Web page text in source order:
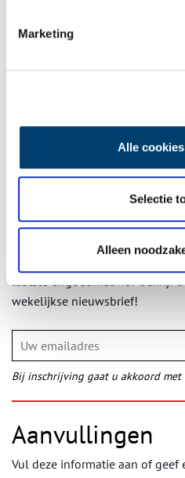
Marketing
Alle
Selectie
Alleen
Amsterdam. Ook wordt gewerkt
een gemaal ongeveer op de plek
méér, maar ook in hevige buien
Publicatiedatum: 01/02/2012
Ontvang de
Wilt u op de hoogte blijven van
laatste erfgoednieuws? Schrijf
wekelijkse nieuwsbrief!
Bij inschrijving gaat u akkoord met
Aanvullingen
Vul deze informatie aan of geef